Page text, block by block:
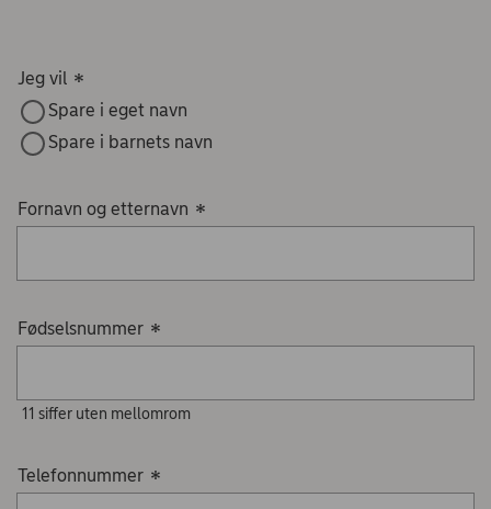
Jeg vil *
Spare i eget navn
Spare i barnets navn
Fornavn og etternavn *
Fødselsnummer *
11 siffer uten mellomrom
Telefonnummer *